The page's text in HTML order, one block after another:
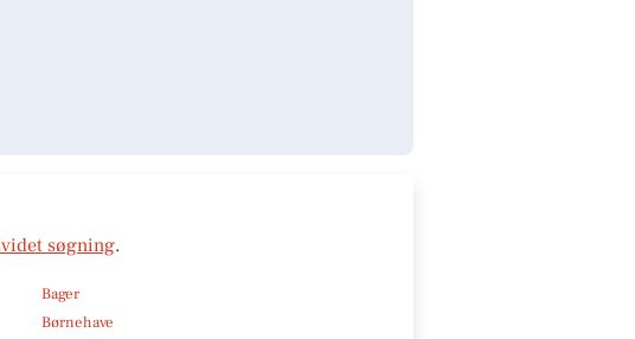
søgning.
Bager
Børnehave